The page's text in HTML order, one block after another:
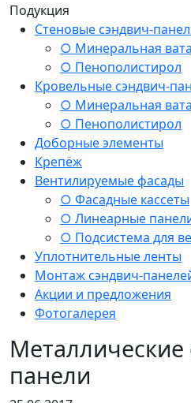
Подукция
Стеновые сэндвич-
○ Минеральная вата
○ Пенополистирол
Кровельные сэндвич-
○ Минеральная вата
○ Пенополистирол
Доборные элементы
Крепёж
Вентилируемые фасады
○ Фасадные кассеты
○ Линеарные
○ Подсистема для
Уплотнительные ленты
Монтаж сэндвич-
Акции и предложения
Фотогалерея
Металлические
панели